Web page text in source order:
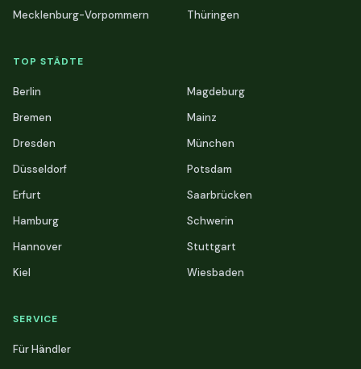
Mecklenburg-Vorpommern
Thüringen
TOP STÄDTE
Berlin
Bremen
Dresden
Düsseldorf
Erfurt
Hamburg
Hannover
Kiel
Magdeburg
Mainz
München
Potsdam
Saarbrücken
Schwerin
Stuttgart
Wiesbaden
SERVICE
Für Händler